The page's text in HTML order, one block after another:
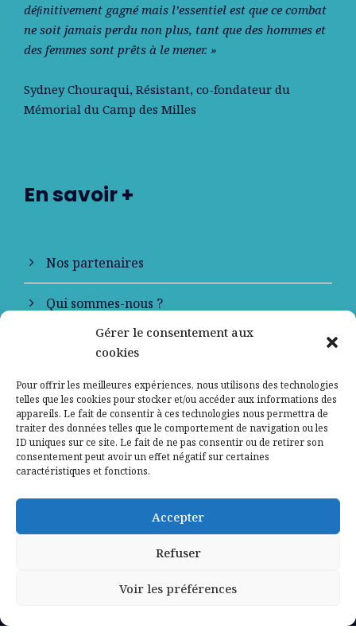
Gérer le consentement aux
cookies
Pour offrir les meilleures expériences, nous utilisons des technologies
telles que les cookies pour stocker et/ou accéder aux informations des
appareils. Le fait de consentir à ces technologies nous permettra de
traiter des données telles que le comportement de navigation ou les
ID uniques sur ce site. Le fait de ne pas consentir ou de retirer son
consentement peut avoir un effet négatif sur certaines
caractéristiques et fonctions.
Accepter
Refuser
Voir les préférences
déﬁnitivement gagné mais l’essentiel est que ce combat
ne soit jamais perdu non plus, tant que des hommes et
des femmes sont prêts à le mener. »
Sydney Chouraqui, Résistant, co-fondateur du
Mémorial du Camp des Milles
En savoir +
Nos partenaires
Qui sommes-nous ?
Contactez-nous
Mentions légales
Politique de confidentialité